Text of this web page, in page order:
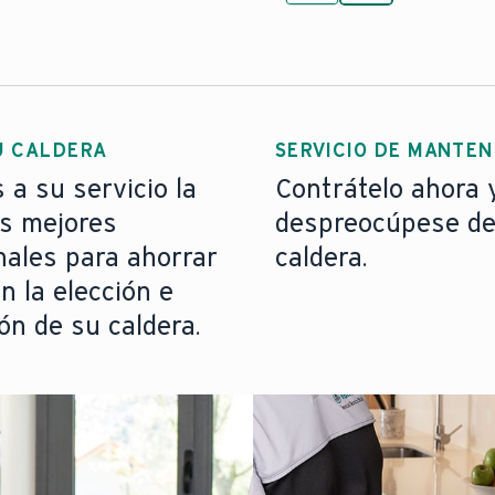
CALDERA
a su servicio la
mejores
para ahorrar
la elección e
de su caldera.
SERVICIO DE
Contrátelo ahora
despreocúpese
caldera.